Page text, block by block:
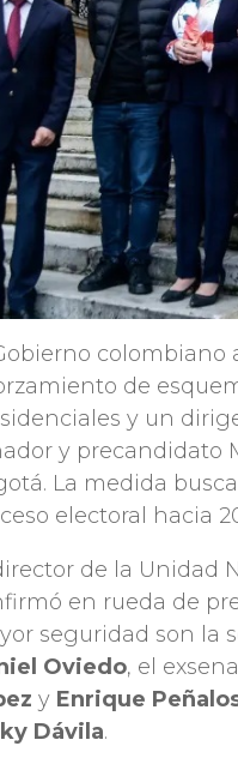
colombiano
de
y un
y precandidato
La medida
electoral hacia
de la Unidad
en rueda de
seguridad son la
Oviedo, el
y Enrique
Dávila.